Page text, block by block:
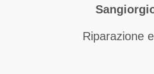
Riparazione